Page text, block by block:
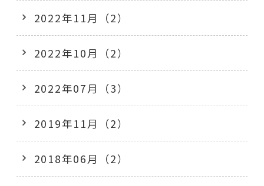
2022年11月（2）
2022年10月（2）
2022年07月（3）
2019年11月（2）
2018年06月（2）